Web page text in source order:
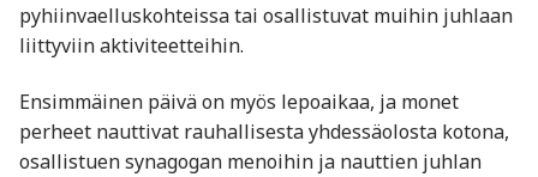
pyhiinvaelluskohteissa tai osallistuvat muihin juhlaan
liittyviin aktiviteetteihin.
Ensimmäinen päivä on myös lepoaikaa, ja monet
perheet nauttivat rauhallisesta yhdessäolosta kotona,
osallistuen synagogan menoihin ja nauttien juhlan